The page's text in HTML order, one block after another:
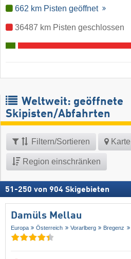
662 km Pisten geöffnet
36487 km Pisten geschlossen
Weltweit: geöffnete
Skipisten/Abfahrten
Filtern/Sortieren Karte
Region einschränken
51 -250 von 904 Skigebieten
Damüls Mellau
Europa Österreich Vorarlberg Bregenz